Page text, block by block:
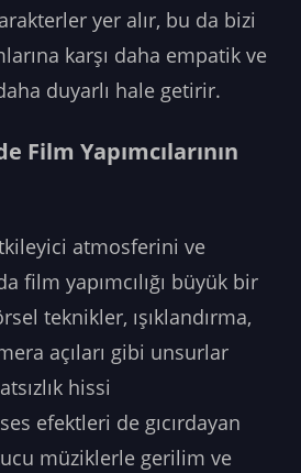
yer alır, bu da bizi
karşı daha empatik ve
duyarlı hale getirir.
Film Yapımcılarının
atmosferini ve
film yapımcılığı büyük bir
teknikler, ışıklandırma,
açıları gibi unsurlar
hissi
efektleri de gıcırdayan
müziklerle gerilim ve